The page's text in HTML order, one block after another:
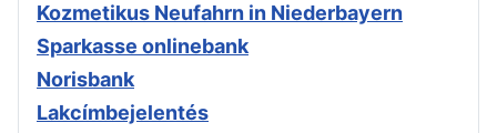
Kozmetikus Neufahrn in Niederbayern
Sparkasse onlinebank
Norisbank
Lakcímbejelentés